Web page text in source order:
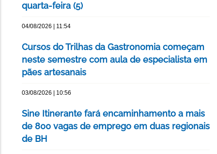
quarta-feira (5)
04/08/2026 | 11:54
Cursos do Trilhas da Gastronomia começam
neste semestre com aula de especialista em
pães artesanais
03/08/2026 | 10:56
Sine Itinerante fará encaminhamento a mais
de 800 vagas de emprego em duas regionais
de BH